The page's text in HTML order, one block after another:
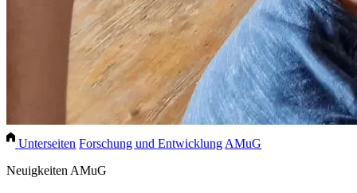
Unterseiten Forschung und Entwicklung AMuG
Neuigkeiten AMuG